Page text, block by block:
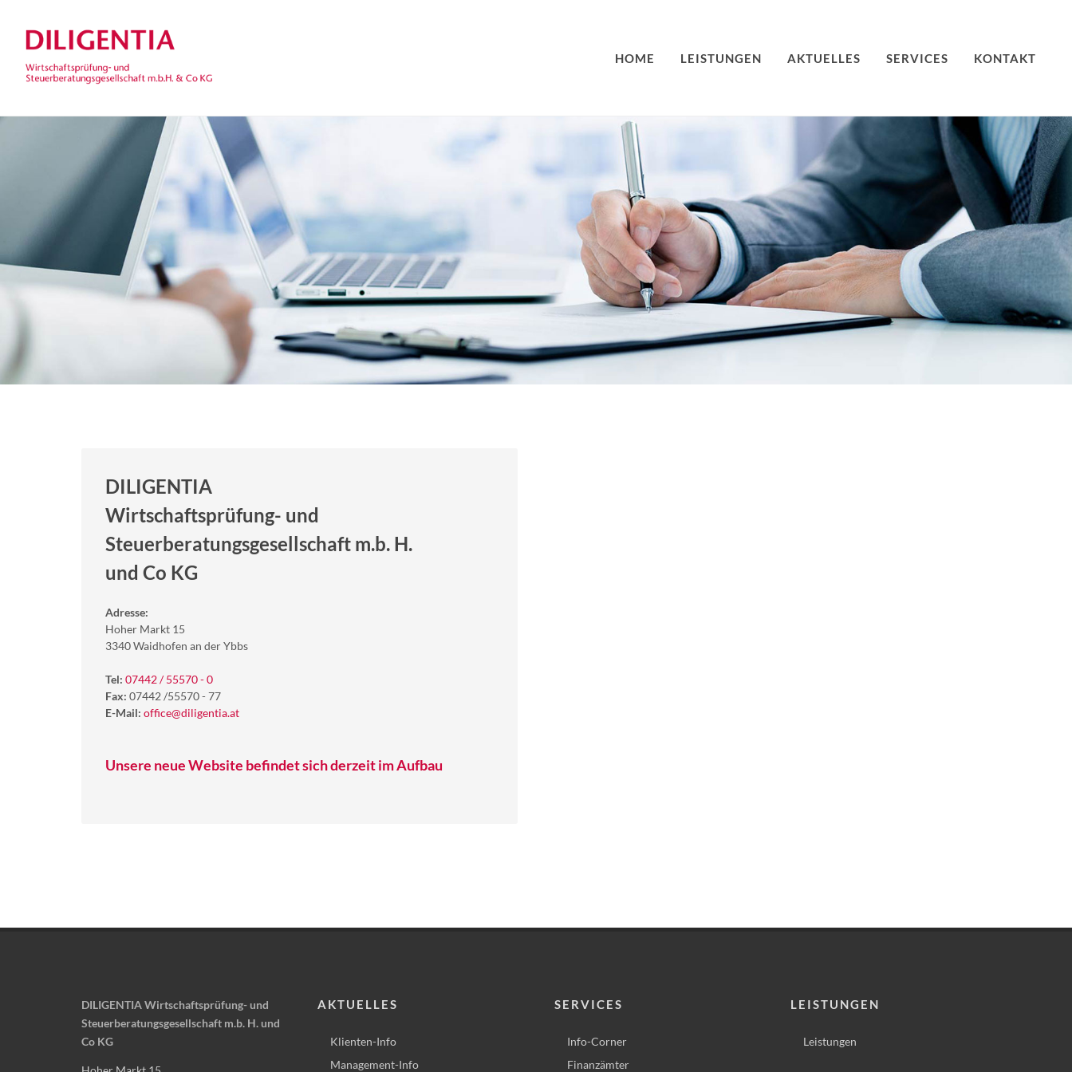
HOME LEISTUNGEN AKTUELLES SERVICES KONTAKT
DILIGENTIA
Wirtschaftsprüfung- und
Steuerberatungsgesellschaft m.b. H.
und Co KG
Adresse:
Hoher Markt 15
3340 Waidhofen an der Ybbs
Tel: 07442 / 55570 - 0
Fax: 07442 /55570 - 77
E-Mail: office@diligentia.at
Unsere neue Website befindet sich derzeit im Aufbau
DILIGENTIA Wirtschaftsprüfung- und
Steuerberatungsgesellschaft m.b. H. und
Co KG
AKTUELLES
Klienten-Info
Management-Info
SERVICES
Info-Corner
Finanzämter
LEISTUNGEN
Leistungen